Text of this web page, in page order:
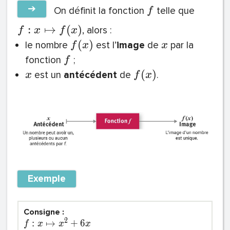
➔ On définit la fonction f telle que
f : x ↦ f (x), alors :
le nombre f (x) est l’image de x par la
fonction f ;
x est un antécédent de f (x).
Exemple
Consigne :
f : x ↦ x2 + 6x